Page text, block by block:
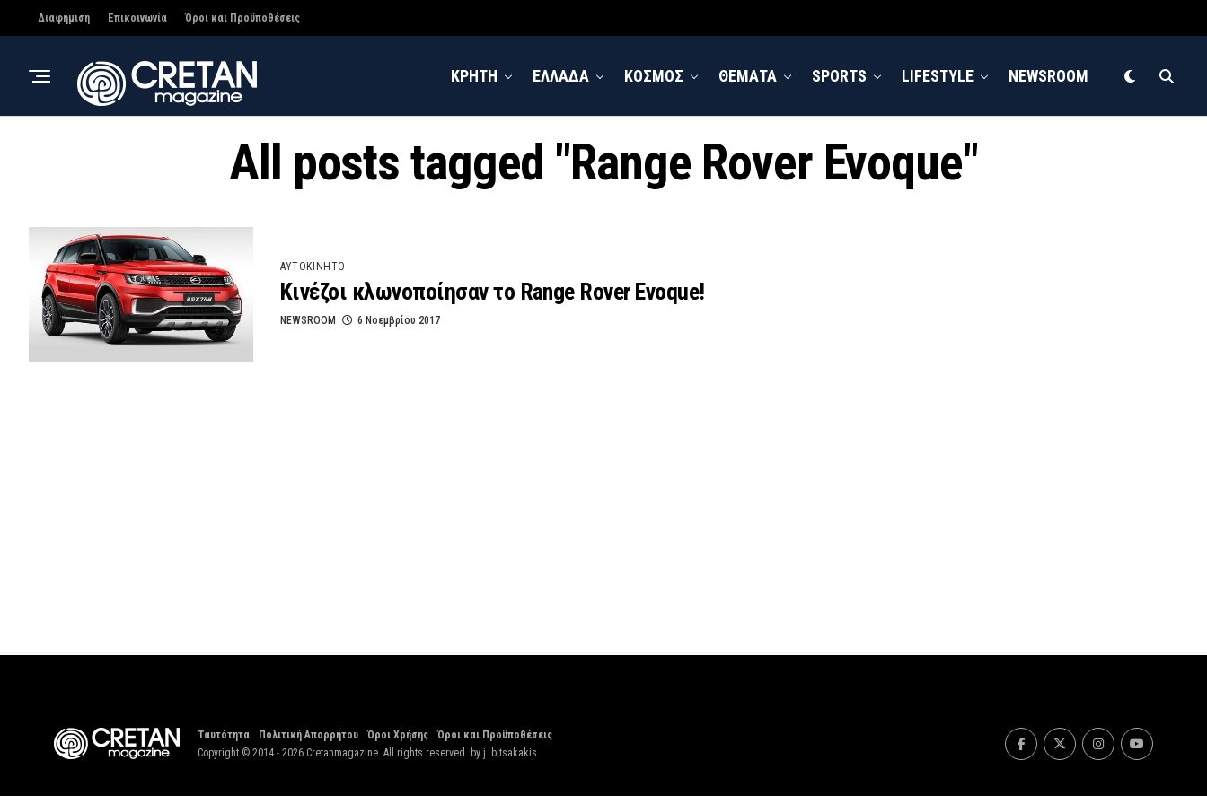
Διαφήμιση Επικοινωνία Όροι και Προϋποθέσεις
ΚΡΗΤΗ ΕΛΛΑΔΑ ΚΟΣΜΟΣ ΘΕΜΑΤΑ SPORTS LIFESTYLE NEWSROOM
All posts tagged "Range Rover Evoque"
ΑΥΤΟΚΙΝΗΤΟ
Κινέζοι κλωνοποίησαν το Range Rover Evoque!
NEWSROOM 6 Νοεμβρίου 2017
Ταυτότητα Πολιτική Απορρήτου Όροι Χρήσης
Όροι και Προϋποθέσεις
Copyright © 2014 - 2026 Cretanmagazine. All rights reserved. by j. bitsakakis